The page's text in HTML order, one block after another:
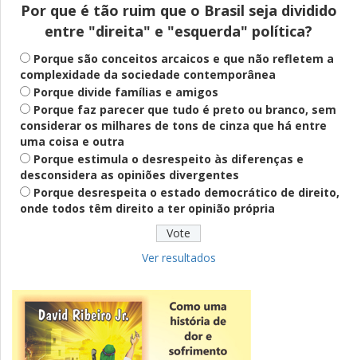
Saúde Mental
Plataforma oferece escuta em saúde
mental para jovens no SUS Digital
Definido
PT lança Patrus Ananias como candidato
ao governo de Minas Gerais
Fies: pré-selecionados têm até terça
para complementar informações
Novidade
CNPJ alfanumérico começa a ser emitido
nesta sexta
Por que é tão ruim que o Brasil seja dividido
entre "direita" e "esquerda" política?
Porque são conceitos arcaicos e que não refletem a
complexidade da sociedade contemporânea
Porque divide famílias e amigos
Porque faz parecer que tudo é preto ou branco, sem
considerar os milhares de tons de cinza que há entre
uma coisa e outra
Porque estimula o desrespeito às diferenças e
desconsidera as opiniões divergentes
Porque desrespeita o estado democrático de direito,
onde todos têm direito a ter opinião própria
Ver resultados